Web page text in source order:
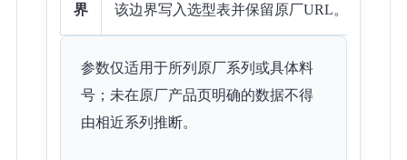
界
该边界写入选型表并保留原厂URL。
参数仅适用于所列原厂系列或具体料
号；未在原厂产品页明确的数据不得
由相近系列推断。